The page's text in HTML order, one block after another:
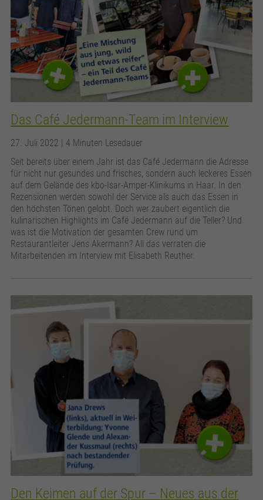
Das Café Jedermann-Team im Interview
27. Juli 2022
| 4 Minuten Lesedauer
Seit bereits über einem Jahr ist das Café Jedermann die Adresse
für nicht nur gesundes und frisches, sondern auch leckeres Essen
auf dem Gelände des kbo-Isar-Amper-Klinikums in Haar. In den
Rezensionen werden sowohl der Service als auch das Essen in
den höchsten Tönen gelobt. Doch wer zaubert eigentlich die
kulinarischen Highlights im Café Jedermann auf die Teller? Und
was ist die Motivation der gesamten Crew rund um
Restaurantleiter Jens Akermann? All das verraten die
Mitarbeitenden im Interview mit Elisabeth Reuther.
Den Keimen auf der Spur – Neues aus der